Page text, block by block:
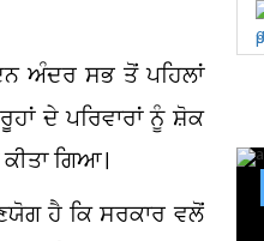
ਅੰਦਰ ਸਭ ਤੋਂ ਪਹਿਲਾਂ
ਦੇ ਪਰਿਵਾਰਾਂ ਨੂੰ ਸ਼ੋਕ
ਗਿਆ।
ਹੈ ਕਿ ਸਰਕਾਰ ਵਲੋਂ